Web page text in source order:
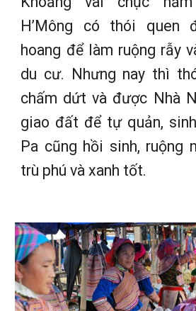
H’Mông có thói quen
hoang để làm ruộng rẫy
du cư. Nhưng nay thì
chấm dứt và được Nhà
giao đất để tự quản,
Pa cũng hồi sinh, ruộng
trù phú và xanh tốt.